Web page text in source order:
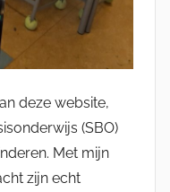
deze website,
(SBO)
Met mijn
zijn echt